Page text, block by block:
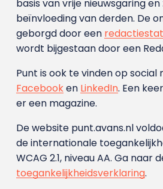
basis van vrije nieuwsgaring
beïnvloeding van derden. De
geborgd door een
wordt bijgestaan door een
Punt is ook te vinden op social
Facebooken LinkedIn. Een
er een magazine.
De website punt.avans.nl
de internationale
WCAG 2.1, niveau AA. Ga naar
toegankelijkheidsverklaring.